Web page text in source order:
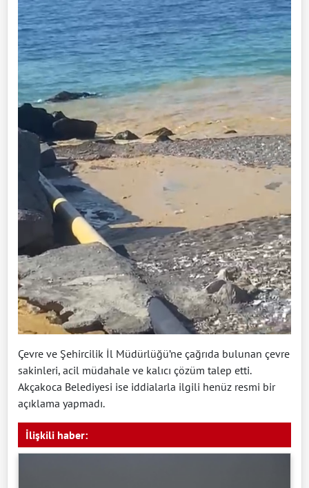
Çevre ve Şehircilik İl Müdürlüğü’ne çağrıda bulunan çevre
sakinleri, acil müdahale ve kalıcı çözüm talep etti.
Akçakoca Belediyesi ise iddialarla ilgili henüz resmi bir
açıklama yapmadı.
İlişkili haber: